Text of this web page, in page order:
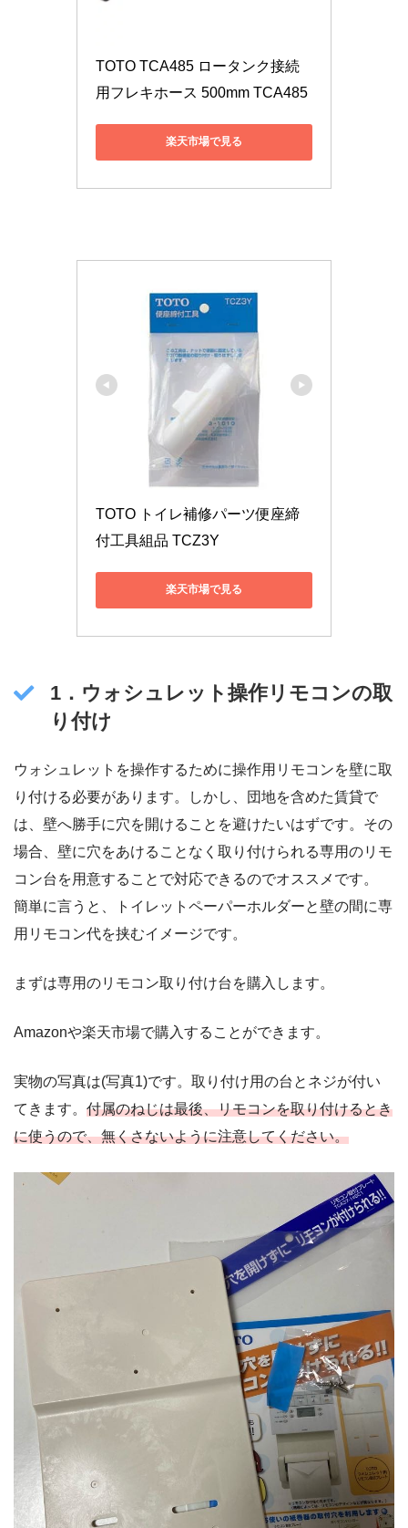
TOTO TCA485 ロータンク接続
用フレキホース 500mm TCA485
楽天市場で見る
TOTO トイレ補修パーツ便座締
付工具組品 TCZ3Y
楽天市場で見る
1．ウォシュレット操作リモコンの取
り付け
ウォシュレットを操作するために操作用リモコンを壁に取
り付ける必要があります。しかし、団地を含めた賃貸で
は、壁へ勝手に穴を開けることを避けたいはずです。その
場合、壁に穴をあけることなく取り付けられる専用のリモ
コン台を用意することで対応できるのでオススメです。
簡単に言うと、トイレットペーパーホルダーと壁の間に専
用リモコン代を挟むイメージです。
まずは専用のリモコン取り付け台を購入します。
Amazonや楽天市場で購入することができます。
実物の写真は(写真1)です。取り付け用の台とネジが付い
てきます。 付属のねじは最後、リモコンを取り付けるとき
に使うので、無くさないように注意してください。